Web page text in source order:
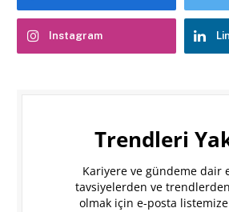
Instagram
Trendleri
Kariyere ve gündeme dair
tavsiyelerden ve
olmak için e-posta